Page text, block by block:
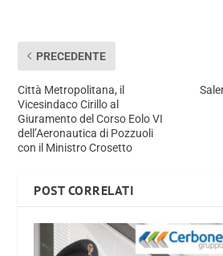
PRECEDENTE
Città Metropolitana, il
Vicesindaco Cirillo al
Giuramento del Corso Eolo VI
dell’Aeronautica di Pozzuoli
con il Ministro Crosetto
POST CORRELATI